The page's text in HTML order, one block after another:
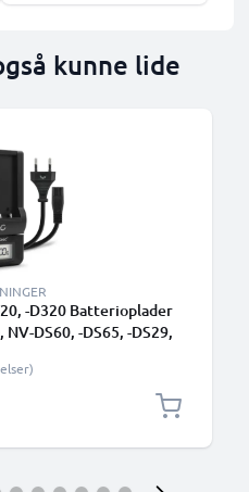
kunne lide
-D320 Batterioplader
DS60, -DS65, -DS29,